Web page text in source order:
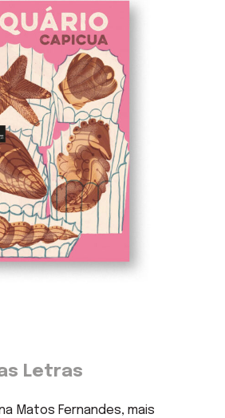
Letras
Matos Fernandes, mais